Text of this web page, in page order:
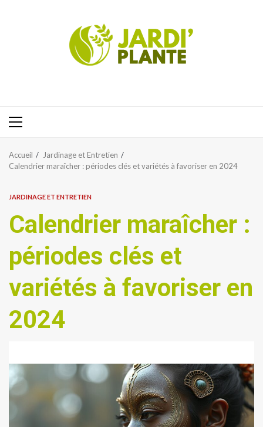
Menu
Accueil
Jardinage et Entretien
Calendrier maraîcher : périodes clés et variétés à favoriser en 2024
JARDINAGE ET ENTRETIEN
Calendrier maraîcher :
périodes clés et
variétés à favoriser en
2024